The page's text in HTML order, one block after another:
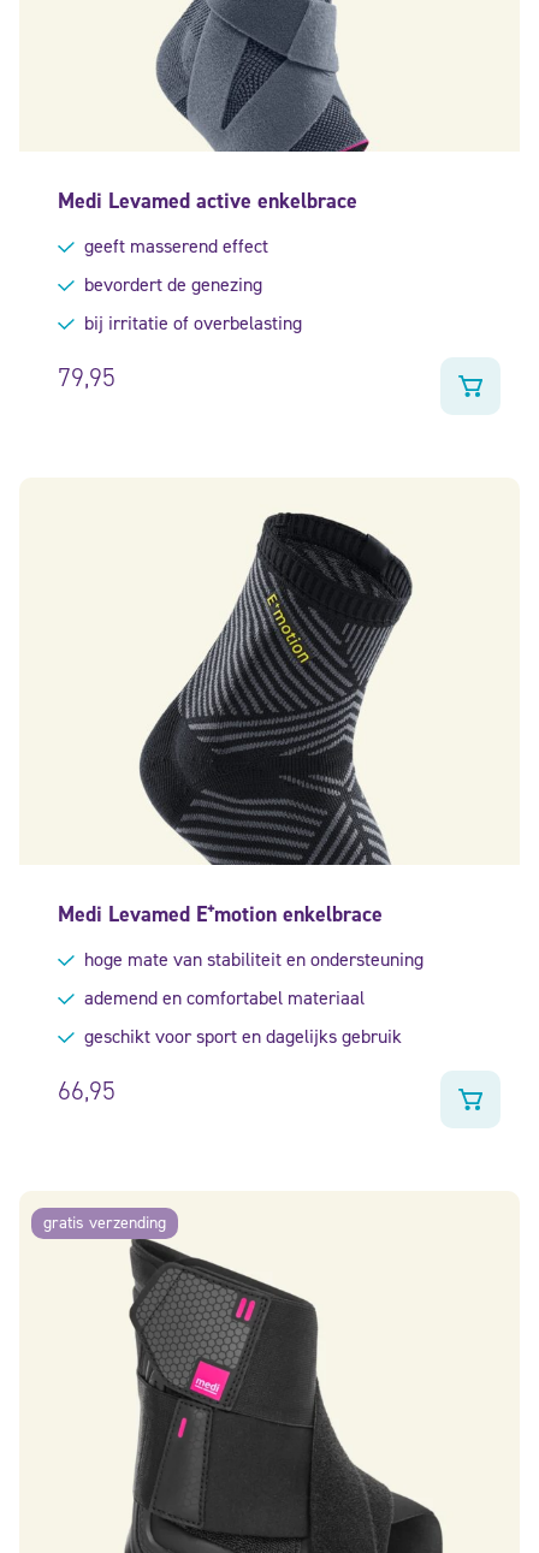
Medi Levamed active enkelbrace
geeft masserend effect
bevordert de genezing
bij irritatie of overbelasting
79,95
Medi Levamed E⁺motion enkelbrace
hoge mate van stabiliteit en ondersteuning
ademend en comfortabel materiaal
geschikt voor sport en dagelijks gebruik
66,95
gratis verzending